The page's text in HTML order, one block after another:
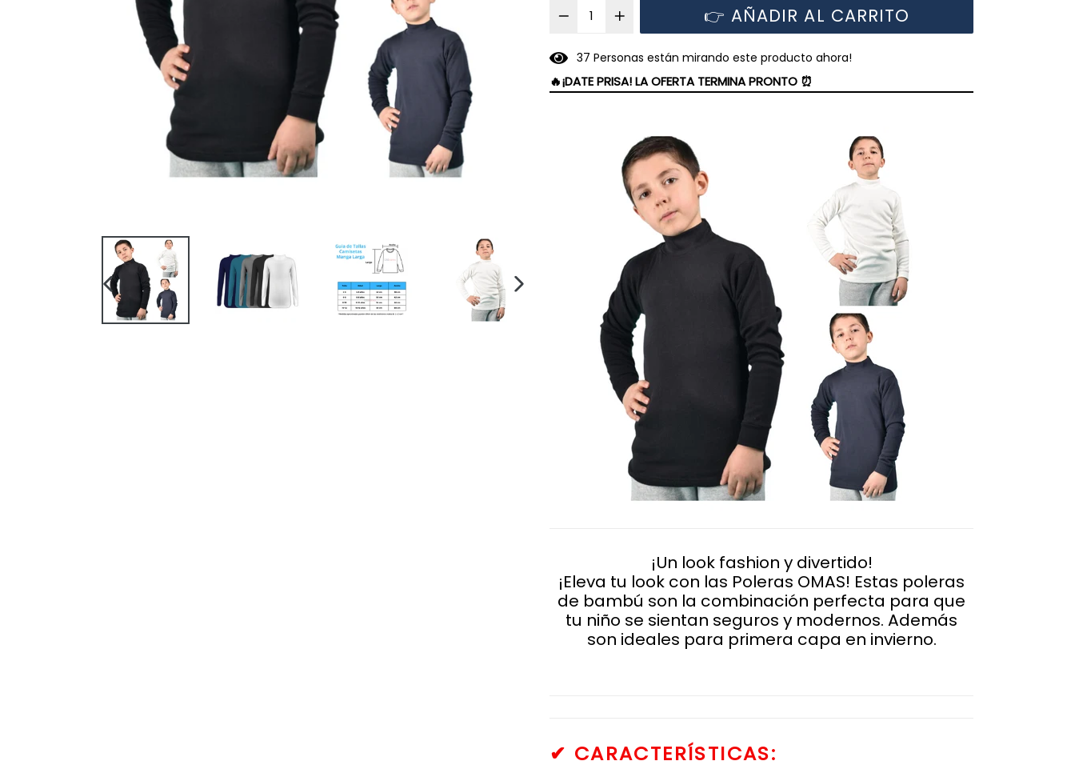
ANTERIOR
DIAPOSITIVA
👉 AÑADIR AL CARRITO
37 Personas están mirando este producto ahora!
🔥¡DATE PRISA! LA OFERTA TERMINA PRONTO ⏰
¡Un look fashion y divertido!
¡Eleva tu look con las Poleras OMAS! Estas poleras
de bambú son la combinación perfecta para que
tu niño se sientan seguros y modernos. Además
son ideales para primera capa en invierno.
✔ CARACTERÍSTICAS: